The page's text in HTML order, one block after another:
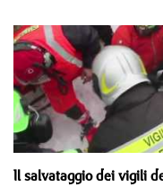
Il salvataggio dei vigili